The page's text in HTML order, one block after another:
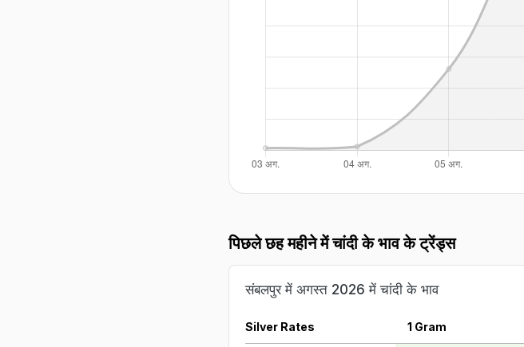
पिछले छह महीने में चांदी के भाव के ट्रेंड्स
संबलपुर में अगस्त 2026 में चांदी के भाव
Silver Rates 1 Gram